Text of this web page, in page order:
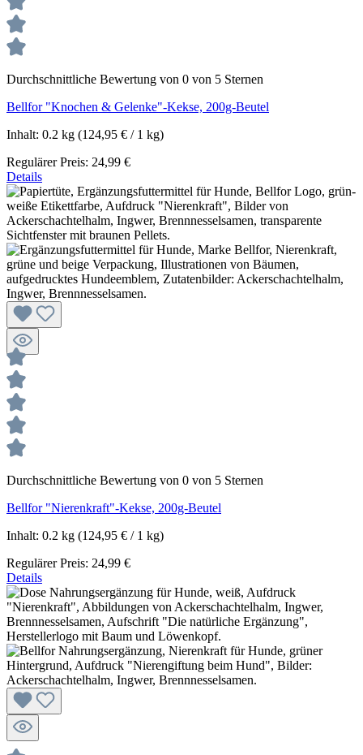
Durchschnittliche Bewertung von 0 von 5 Sternen
Bellfor "Knochen & Gelenke"-Kekse, 200g-Beutel
Inhalt: 0.2 kg (124,95 € / 1 kg)
Regulärer Preis: 24,99 €
Details
Durchschnittliche Bewertung von 0 von 5 Sternen
Bellfor "Nierenkraft"-Kekse, 200g-Beutel
Inhalt: 0.2 kg (124,95 € / 1 kg)
Regulärer Preis: 24,99 €
Details